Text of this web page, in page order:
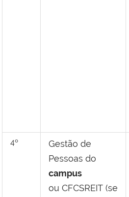
4º
Gestão de
Pessoas do
campus
ou CFCSREIT (se